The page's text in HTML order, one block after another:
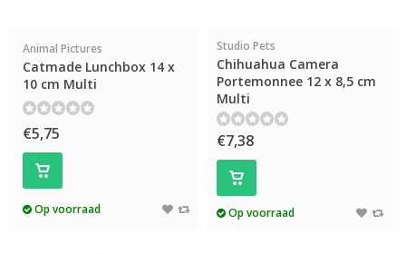
Animal Pictures
Catmade Lunchbox 14 x
10 cm Multi
€5,75
Op voorraad
Studio Pets
Chihuahua Camera
Portemonnee 12 x 8,5 cm
Multi
€7,38
Op voorraad